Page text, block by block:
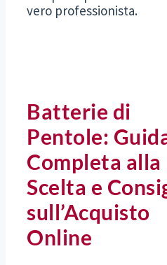
vero professionista.
Batterie di
Pentole:
Completa alla
Scelta e
sull’Acquisto
Online